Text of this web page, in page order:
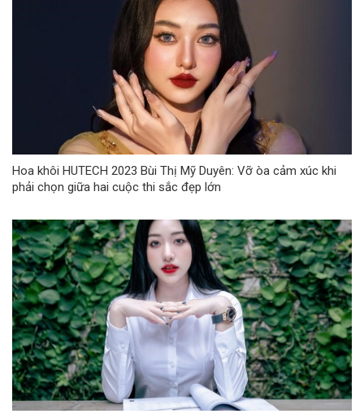
Hoa khôi HUTECH 2023 Bùi Thị Mỹ Duyên: Vỡ òa cảm xúc khi
phải chọn giữa hai cuộc thi sắc đẹp lớn